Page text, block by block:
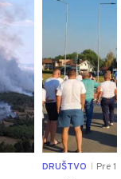
DRUŠTVO Pre 1